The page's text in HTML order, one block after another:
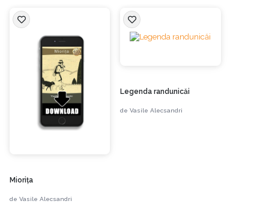
Mioriţa
de Vasile Alecsandri
Legenda randunicăi
deVasile Alecsandri